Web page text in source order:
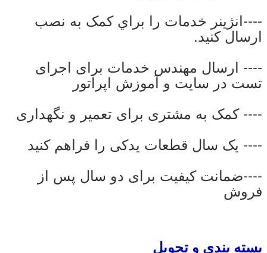
----انژينر خدمات را براي کمک به نصب
ارسال کنيد.
---- ارسال مهندس خدمات برای اجرای
تست در سایت و آموزش اپراتور
---- کمک به مشتری برای تعمیر و نگهداری
---- یک سال قطعات یدکی را فراهم کنید
----ضمانت کیفیت برای دو سال پس از
فروش
بسته بندی و تحویل